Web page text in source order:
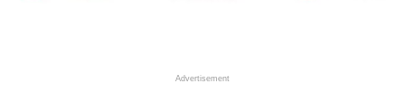
Advertisement